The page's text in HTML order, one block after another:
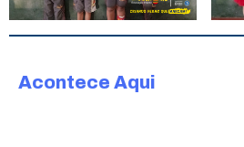
Acontece Aqui